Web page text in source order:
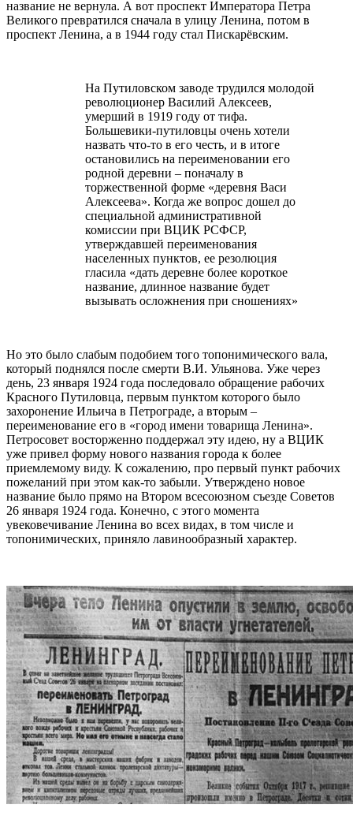
название не вернула. А вот проспект Императора Петра
Великого превратился сначала в улицу Ленина, потом в
проспект Ленина, а в 1944 году стал Пискарёвским.
На Путиловском заводе трудился молодой
революционер Василий Алексеев,
умерший в 1919 году от тифа.
Большевики-путиловцы очень хотели
назвать что-то в его честь, и в итоге
остановились на переименовании его
родной деревни – поначалу в
торжественной форме «деревня Васи
Алексеева». Когда же вопрос дошел до
специальной административной
комиссии при ВЦИК РСФСР,
утверждавшей переименования
населенных пунктов, ее резолюция
гласила «дать деревне более короткое
название, длинное название будет
вызывать осложнения при сношениях»
Но это было слабым подобием того топонимического вала,
который поднялся после смерти В.И. Ульянова. Уже через
день, 23 января 1924 года последовало обращение рабочих
Красного Путиловца, первым пунктом которого было
захоронение Ильича в Петрограде, а вторым –
переименование его в «город имени товарища Ленина».
Петросовет восторженно поддержал эту идею, ну а ВЦИК
уже привел форму нового названия города к более
приемлемому виду. К сожалению, про первый пункт рабочих
пожеланий при этом как-то забыли. Утверждено новое
название было прямо на Втором всесоюзном съезде Советов
26 января 1924 года. Конечно, с этого момента
увековечивание Ленина во всех видах, в том числе и
топонимических, приняло лавинообразный характер.